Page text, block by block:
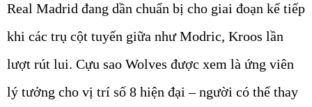
Real Madrid đang dần chuẩn bị cho giai đoạn kế tiếp
khi các trụ cột tuyến giữa như Modric, Kroos lần
lượt rút lui. Cựu sao Wolves được xem là ứng viên
lý tưởng cho vị trí số 8 hiện đại – người có thể thay